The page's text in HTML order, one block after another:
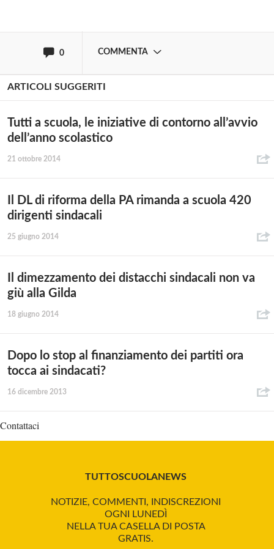
0 COMMENTA
ARTICOLI SUGGERITI
Tutti a scuola, le iniziative di contorno all’avvio
dell’anno scolastico
21 ottobre 2014
Il DL di riforma della PA rimanda a scuola 420
dirigenti sindacali
25 giugno 2014
Il dimezzamento dei distacchi sindacali non va
giù alla Gilda
18 giugno 2014
Dopo lo stop al finanziamento dei partiti ora
tocca ai sindacati?
16 dicembre 2013
Contattaci
TUTTOSCUOLANEWS
NOTIZIE, COMMENTI, INDISCREZIONI
OGNI LUNEDÌ
NELLA TUA CASELLA DI POSTA
GRATIS.